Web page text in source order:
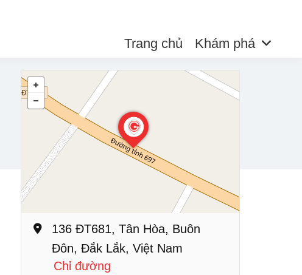
Trang chủ Khám phá
136 ĐT681, Tân Hòa, Buôn
Đôn, Đắk Lắk, Việt Nam
Chỉ đường